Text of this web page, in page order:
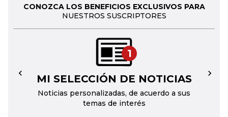
CONOZCA LOS BENEFICIOS EXCLUSIVOS PARA
NUESTROS SUSCRIPTORES
1
MI SELECCIÓN DE NOTICIAS
Noticias personalizadas, de acuerdo a sus
temas de interés
← →